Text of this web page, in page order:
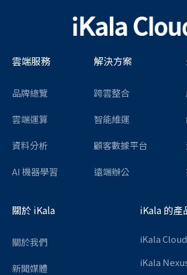
雲端服務
品牌總覽
雲端運算
資料分析
AI 機器學習
解決方案
跨雲整合
智能維運
顧客數據平台
遠端辦公
關於 iKala
關於我們
新聞媒體
iKala 的產
iKala Cloud
iKala